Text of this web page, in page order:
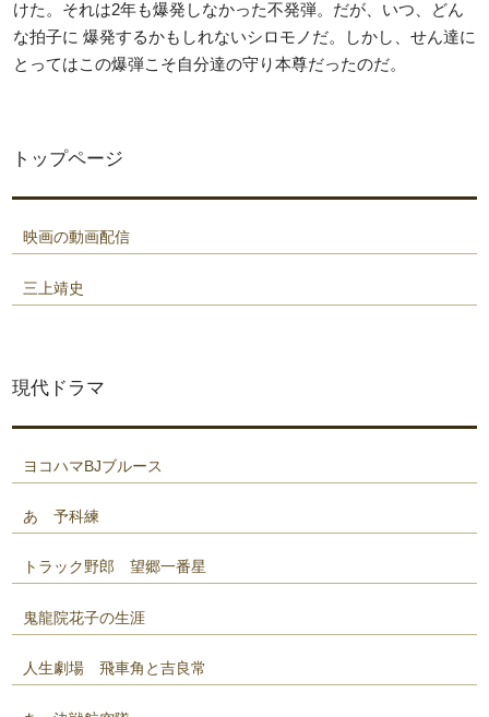
けた。それは2年も爆発しなかった不発弾。だが、いつ、どん
な拍子に 爆発するかもしれないシロモノだ。しかし、せん達に
とってはこの爆弾こそ自分達の守り本尊だったのだ。
トップページ
映画の動画配信
三上靖史
現代ドラマ
ヨコハマBJブルース
あゝ予科練
トラック野郎 望郷一番星
鬼龍院花子の生涯
人生劇場 飛車角と吉良常